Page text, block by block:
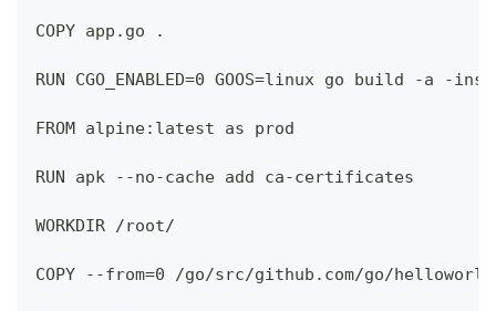
COPY app.go .
RUN CGO_ENABLED=0 GOOS=linux go build -a
FROM alpine:latest as prod
RUN apk --no-cache add ca-certificates
WORKDIR /root/
COPY --from=0 /go/src/github.com/go/